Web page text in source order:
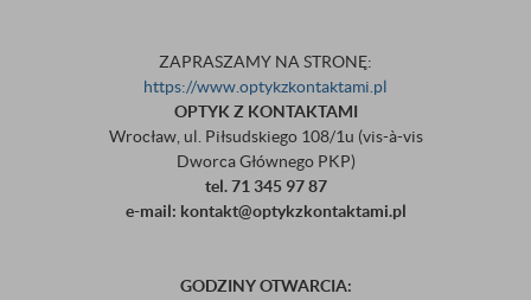
ZAPRASZAMY NA STRONĘ:
https://www.optykzkontaktami.pl
OPTYK Z KONTAKTAMI
Wrocław, ul. Piłsudskiego 108/1u (vis-à-vis
Dworca Głównego PKP)
tel. 71 345 97 87
e-mail: kontakt@optykzkontaktami.pl
GODZINY OTWARCIA: